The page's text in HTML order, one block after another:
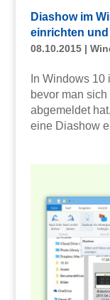
Diashow im
einrichten
08.10.2015|
In Windows
bevor man
abgemeldet
eine Diashow